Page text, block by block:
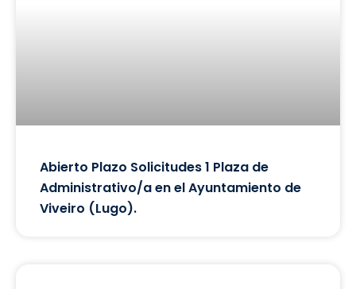
Abierto Plazo Solicitudes 1 Plaza de
Administrativo/a en el Ayuntamiento de
Viveiro (Lugo).